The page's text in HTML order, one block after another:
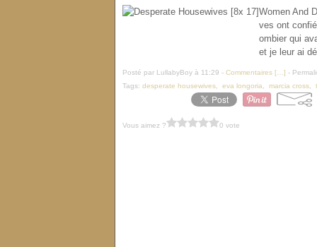
Women And
ves ont
ombier qui
et je leur ai
Posté par LullabyBoy à 11:29 - Commentaires [ ] -
Tags: desperate housewives eva longoria marcia cross
Vous aimez ? 0 vote